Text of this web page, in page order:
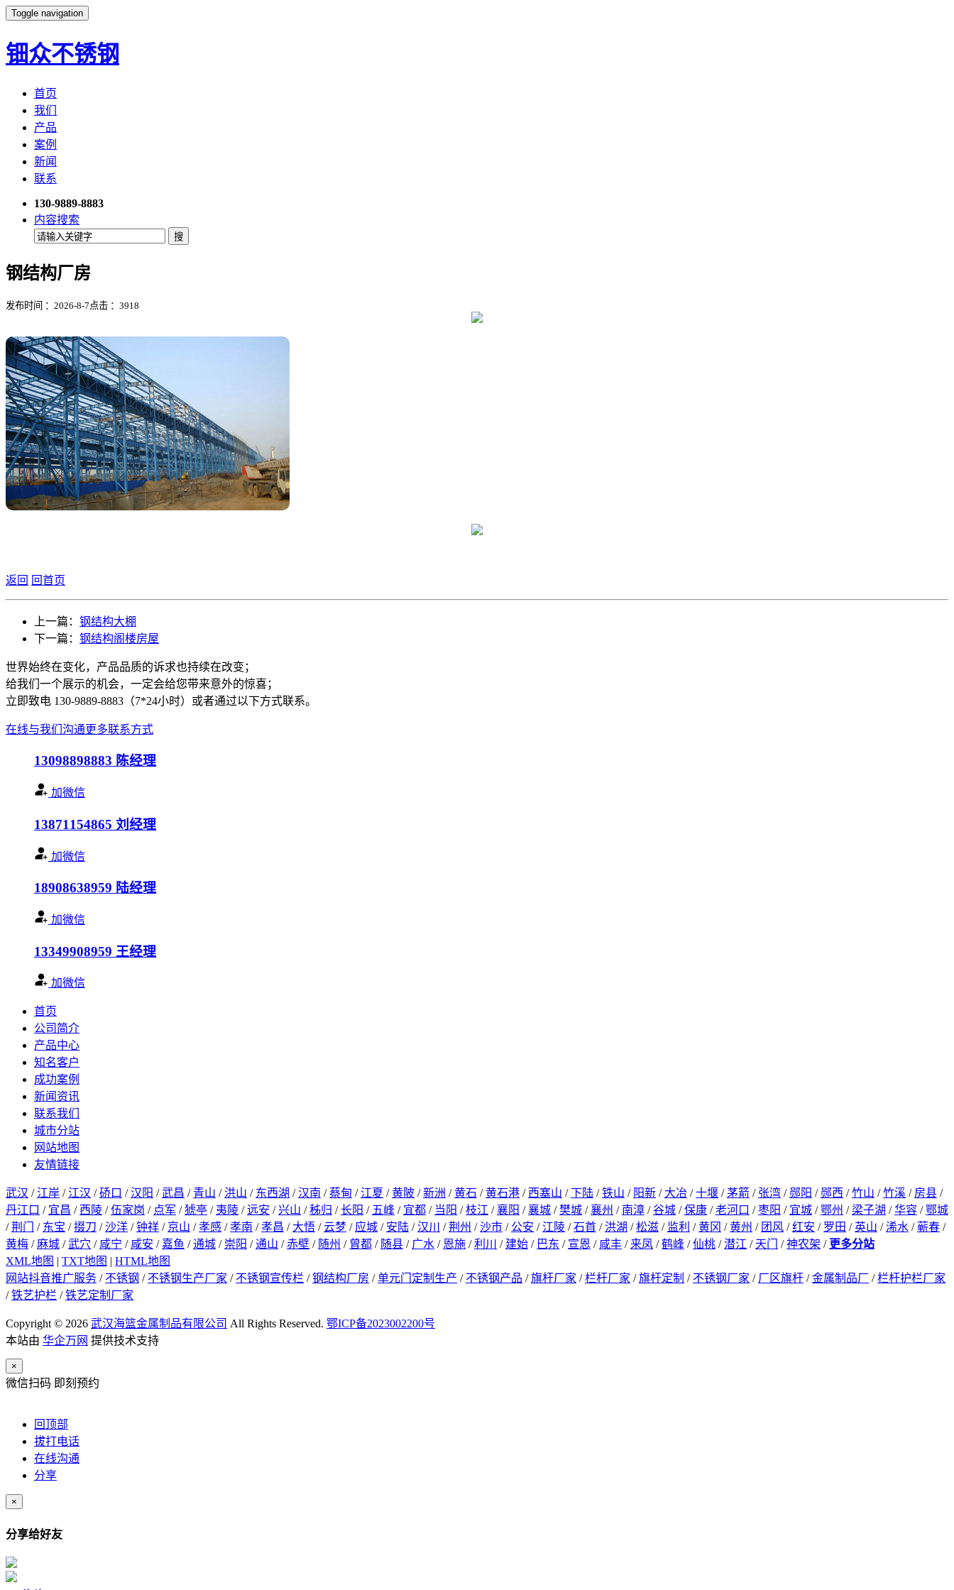
Toggle navigation
钿众不锈钢
首页
我们
产品
案例
新闻
联系
130-9889-8883
内容搜索
钢结构厂房
发布时间 ：2026-8-7 点击 ： 3918
返回 回首页
上一篇： 钢结构大棚
下一篇： 钢结构阁楼房屋
世界始终在变化，产品品质的诉求也持续在改变；
给我们一个展示的机会，一定会给您带来意外的惊喜；
立即致电 130-9889-8883（7*24小时）或者通过以下方式联系。
在线与我们沟通更多联系方式
13098898883 陈经理
加微信
13871154865 刘经理
加微信
18908638959 陆经理
加微信
13349908959 王经理
加微信
首页
公司简介
产品中心
知名客户
成功案例
新闻资讯
联系我们
城市分站
网站地图
友情链接
武汉 / 江岸 / 江汉 /硚口 /汉阳 /武昌 / 青山 / 洪山 / 东西湖 /汉南 /蔡甸 / 江夏 /黄陂 /新洲 /黄石 /黄石港 / 西塞山 /下陆 /铁山 / 阳新 / 大冶 /十堰 /茅箭 / 张湾 / 郧阳 / 郧西 /竹山 /竹溪 / 房县 /
丹江口 / 宜昌 / 西陵 /伍家岗 / 点军 /猇亭 / 夷陵 /远安 /兴山 /秭归 /长阳 / 五峰 / 宜都 / 当阳 /枝江 /襄阳 /襄城 /樊城 /襄州 / 南漳 /谷城 /保康 /老河口 /枣阳 / 宜城 /鄂州 / 梁子湖 /华容 /鄂城
/荆门 / 东宝 /掇刀 /沙洋 /钟祥 / 京山 /孝感 /孝南 /孝昌 / 大悟 /云梦 / 应城 / 安陆 /汉川 /荆州 /沙市 / 公安 / 江陵 /石首 / 洪湖 /松滋 / 监利 /黄冈 /黄州 / 团风 /红安 / 罗田 / 英山 /浠水 /蕲春 /
黄梅 /麻城 /武穴 / 咸宁 / 咸安 / 嘉鱼 /通城 / 崇阳 /通山 /赤壁 / 随州 / 曾都 / 随县 / 广水 / 恩施 /利川 / 建始 / 巴东 / 宣恩 / 咸丰 / 来凤 /鹤峰 /仙桃 /潜江 / 天门 /神农架 / 更多分站
XML地图 | TXT地图 | HTML地图
网站抖音推广服务 / 不锈钢 / 不锈钢生产厂家 / 不锈钢宣传栏 /钢结构厂房 /单元门定制生产 / 不锈钢产品 /旗杆厂家 /栏杆厂家 /旗杆定制 / 不锈钢厂家 / 厂区旗杆 /金属制品厂 /栏杆护栏厂家
/铁艺护栏 /铁艺定制厂家
Copyright © 2026 武汉海篮金属制品有限公司 All Rights Reserved. 鄂ICP备2023002200号
本站由 华企万网 提供技术支持
×
微信扫码 即刻预约
回顶部
拔打电话
在线沟通
分享
×
分享给好友